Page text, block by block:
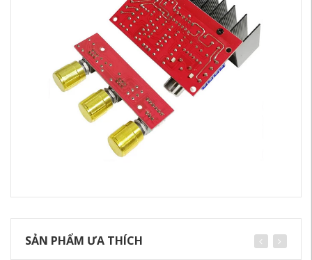
SẢN PHẨM ƯA THÍCH